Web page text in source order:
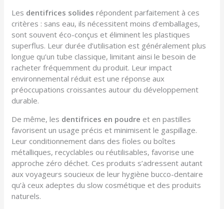
Les dentifrices solides répondent parfaitement à ces
critères : sans eau, ils nécessitent moins d’emballages,
sont souvent éco-conçus et éliminent les plastiques
superflus. Leur durée d’utilisation est généralement plus
longue qu’un tube classique, limitant ainsi le besoin de
racheter fréquemment du produit. Leur impact
environnemental réduit est une réponse aux
préoccupations croissantes autour du développement
durable.
De même, les dentifrices en poudre et en pastilles
favorisent un usage précis et minimisent le gaspillage.
Leur conditionnement dans des fioles ou boîtes
métalliques, recyclables ou réutilisables, favorise une
approche zéro déchet. Ces produits s’adressent autant
aux voyageurs soucieux de leur hygiène bucco-dentaire
qu’à ceux adeptes du slow cosmétique et des produits
naturels.